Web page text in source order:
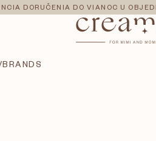
DORUČENIA DO VIANOC U
BRANDS